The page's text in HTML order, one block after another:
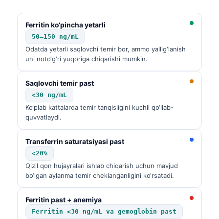
Ferritin ko‘pincha yetarli
50–150 ng/mL
Odatda yetarli saqlovchi temir bor, ammo yallig‘lanish
uni noto‘g‘ri yuqoriga chiqarishi mumkin.
Saqlovchi temir past
<30 ng/mL
Ko‘plab kattalarda temir tanqisligini kuchli qo‘llab-
quvvatlaydi.
Transferrin saturatsiyasi past
<20%
Qizil qon hujayralari ishlab chiqarish uchun mavjud
bo‘lgan aylanma temir cheklanganligini ko‘rsatadi.
Ferritin past + anemiya
Ferritin <30 ng/mL va gemoglobin past